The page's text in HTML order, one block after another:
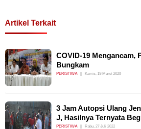
Artikel Terkait
COVID-19 Mengancam,
Bungkam
PERISTIWA Kamis, 19 Maret 2020
3 Jam Autopsi Ulang
J, Hasilnya Ternyata
PERISTIWA Rabu, 27 Juli 2022